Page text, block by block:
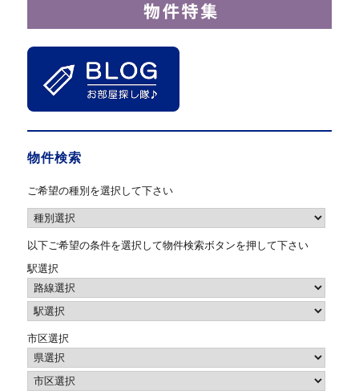
物件検索
ご希望の種別を選択して下さい
以下ご希望の条件を選択して物件検索ボタンを押して下さい
駅選択
市区選択